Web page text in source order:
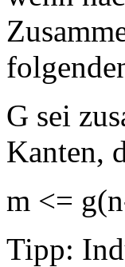
G sei
Kanten,
m <=
Tipp: